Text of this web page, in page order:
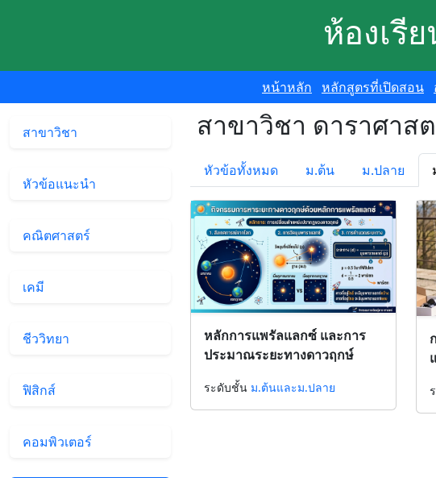
ห้องเรี
หน้าหลัก หลักสูตรที่เปิดสอน
สาขาวิชา
หัวข้อแนะนำ
คณิตศาสตร์
เคมี
ชีววิทยา
ฟิสิกส์
คอมพิวเตอร์
สาขาวิชา ดาราศาส
หัวข้อทั้งหมด ม.ต้น ม.ปลาย
หลักการแพรัลแลกซ์ และการ
ประมาณระยะทางดาวฤกษ์
ระดับชั้น ม.ต้นและม.ปลาย